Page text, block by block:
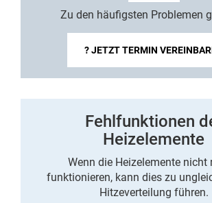
Zu den häufigsten Problemen
? JETZT TERMIN
Fehlfunktionen
Heizelemente
Wenn die Heizelemente nicht
funktionieren, kann dies zu
Hitzeverteilung führen.